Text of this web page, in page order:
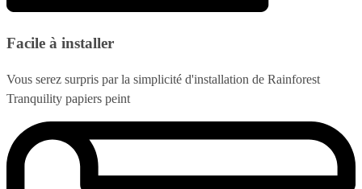
Facile à installer
Vous serez surpris par la simplicité d'installation de Rainforest
Tranquility papiers peint